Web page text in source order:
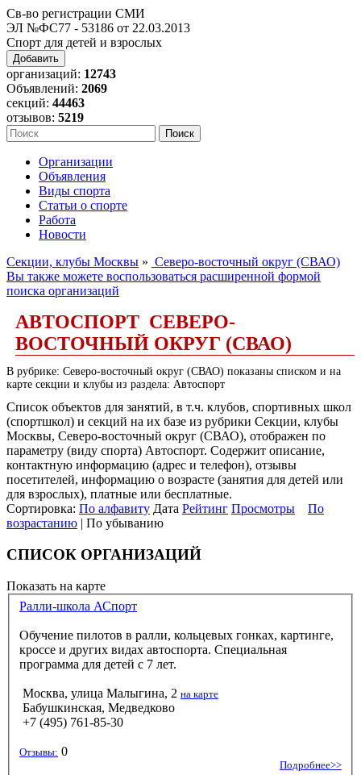
Св-во регистрации СМИ
ЭЛ №ФС77 - 53186 от 22.03.2013
Спорт для детей и взрослых
Добавить
организаций: 12743
Объявлений: 2069
секций: 44463
отзывов: 5219
Организации
Объявления
Виды спорта
Статьи о спорте
Работа
Новости
Секции, клубы Москвы » Северо-восточный округ (СВАО)
Вы также можете воспользоваться расширенной формой
поиска организаций
АВТОСПОРТ СЕВЕРО-
ВОСТОЧНЫЙ ОКРУГ (СВАО)
В рубрике: Северо-восточный округ (СВАО) показаны списком и на
карте секции и клубы из раздела: Автоспорт
Список объектов для занятий, в т.ч. клубов, спортивных школ
(спортшкол) и секций на их базе из рубрики Секции, клубы
Москвы, Северо-восточный округ (СВАО), отображен по
параметру (виду спорта) Автоспорт. Содержит описание,
контактную информацию (адрес и телефон), отзывы
посетителей, информацию о возрасте (занятия для детей или
для взрослых), платные или бесплатные.
Сортировка: По алфавиту Дата Рейтинг Просмотры
По
возрастанию | По убыванию
СПИСОК ОРГАНИЗАЦИЙ
Показать на карте
Ралли-школа АСпорт
Обучение пилотов в ралли, кольцевых гонках, картинге,
кроссе и других видах автоспорта. Специальная
программа для детей с 7 лет.
Москва, улица Малыгина, 2 на карте
Бабушкинская, Медведково
+7 (495) 761-85-30
Отзывы: 0
Подробнее>>